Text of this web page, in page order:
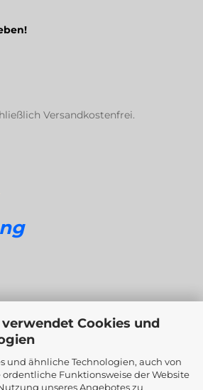
Cookies und
und ähnliche Technologien, auch von
Funktionsweise der Website
unseres Angebotes zu
Versandkostenfrei.